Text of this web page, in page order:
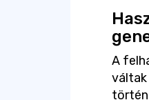
A
váltak